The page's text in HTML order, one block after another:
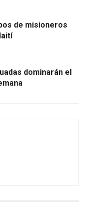
de misioneros
dominarán el